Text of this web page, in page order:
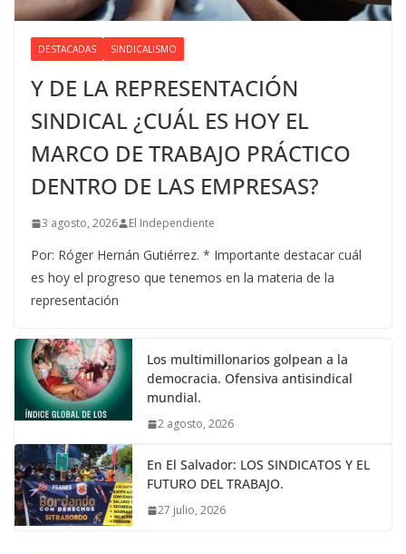
DESTACADAS SINDICALISMO
Y DE LA REPRESENTACIÓN
SINDICAL ¿CUÁL ES HOY EL
MARCO DE TRABAJO PRÁCTICO
DENTRO DE LAS EMPRESAS?
3 agosto, 2026 El Independiente
Por: Róger Hernán Gutiérrez. * Importante destacar cuál
es hoy el progreso que tenemos en la materia de la
representación
Los multimillonarios golpean a la
democracia. Ofensiva antisindical
mundial.
2 agosto, 2026
En El Salvador: LOS SINDICATOS Y EL
FUTURO DEL TRABAJO.
27 julio, 2026